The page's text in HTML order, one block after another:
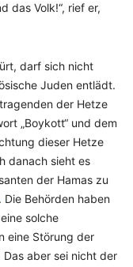
das Volk!“, rief er,
darf sich nicht
Juden entlädt.
der Hetze
„Boykott“ und dem
dieser Hetze
danach sieht es
der Hamas zu
. Die Behörden haben
solche
eine Störung der
aber sei nicht der